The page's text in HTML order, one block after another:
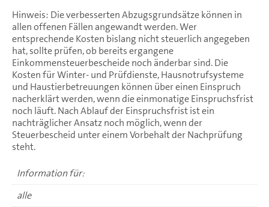
Hinweis: Die verbesserten Abzugsgrundsätze können in
allen offenen Fällen angewandt werden. Wer
entsprechende Kosten bislang nicht steuerlich angegeben
hat, sollte prüfen, ob bereits ergangene
Einkommensteuerbescheide noch änderbar sind. Die
Kosten für Winter- und Prüfdienste, Hausnotrufsysteme
und Haustierbetreuungen können über einen Einspruch
nacherklärt werden, wenn die einmonatige Einspruchsfrist
noch läuft. Nach Ablauf der Einspruchsfrist ist ein
nachträglicher Ansatz noch möglich, wenn der
Steuerbescheid unter einem Vorbehalt der Nachprüfung
steht.
Information für:
alle